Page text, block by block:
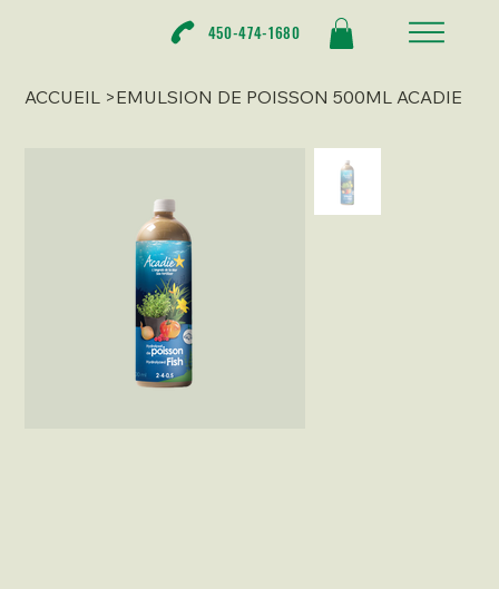
450-474-1680
ACCUEIL >EMULSION DE POISSON 500ML ACADIE